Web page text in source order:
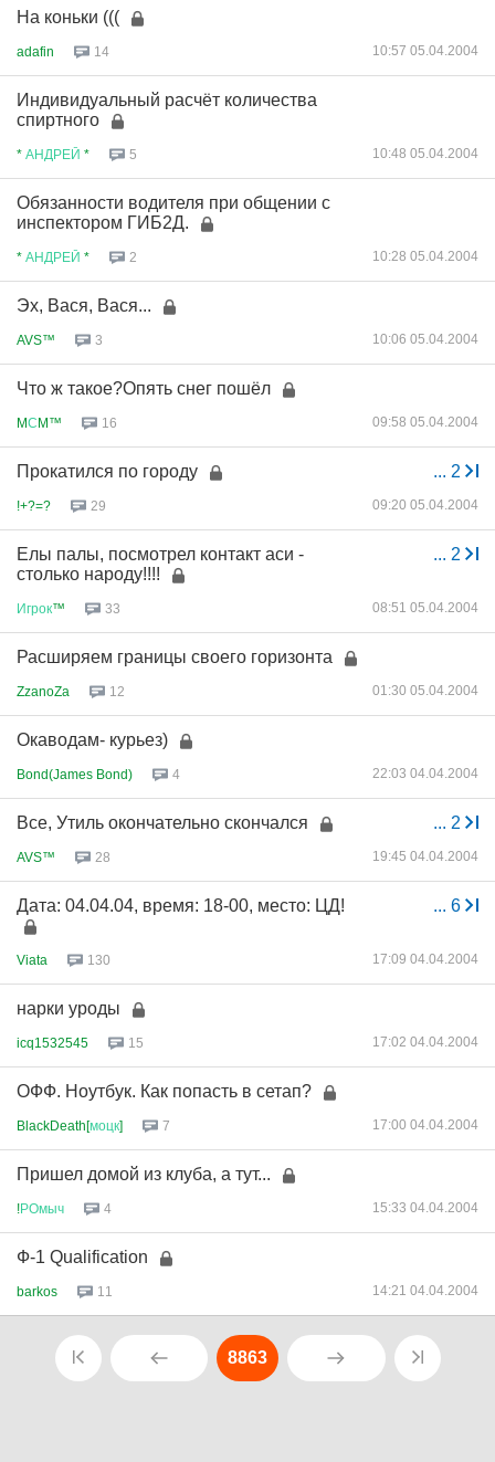
На коньки (((
adafin 14 10:57 05.04.2004
Индивидуальный расчёт количества
спиртного
* АНДРЕЙ * 5 10:48 05.04.2004
Обязанности водителя при общении с
инспектором ГИБ2Д.
* АНДРЕЙ * 2 10:28 05.04.2004
Эх, Вася, Вася...
AVS™ 3 10:06 05.04.2004
Что ж такое?Опять снег пошёл
MСM™ 16 09:58 05.04.2004
... 2
Прокатился по городу
!+?=? 29 09:20 05.04.2004
... 2
Елы палы, посмотрел контакт аси -
столько народу!!!!
Игрок™ 33 08:51 05.04.2004
Расширяем границы своего горизонта
ZzanoZa 12 01:30 05.04.2004
Окаводам- курьез)
Bond(James Bond) 4 22:03 04.04.2004
... 2
Все, Утиль окончательно скончался
AVS™ 28 19:45 04.04.2004
... 6
Дата: 04.04.04, время: 18-00, место: ЦД!
Viata 130 17:09 04.04.2004
нарки уроды
icq1532545 15 17:02 04.04.2004
ОФФ. Ноутбук. Как попасть в сетап?
BlackDeath[моцк] 7 17:00 04.04.2004
Пришел домой из клуба, а тут...
!РОмыч 4 15:33 04.04.2004
Ф-1 Qualification
barkos 11 14:21 04.04.2004
8863